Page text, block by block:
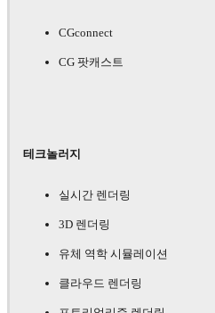
CGconnect
CG 팟캐스트
테크놀러지
실시간 렌더링
3D 렌더링
유체 역학 시뮬레이션
클라우드 렌더링